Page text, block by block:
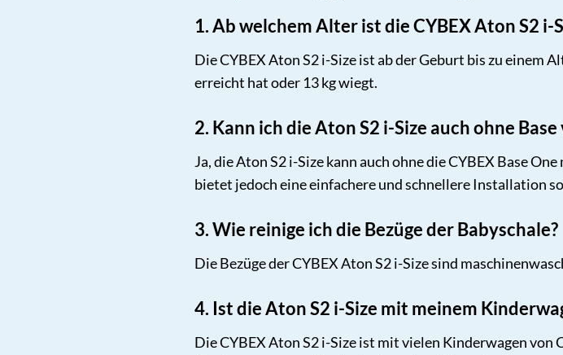
1. Ab welchem Alter ist die CYBEX Aton S2 i-
Die CYBEX Aton S2 i-Size ist ab der Geburt bis zu einem
erreicht hat oder 13 kg wiegt.
2. Kann ich die Aton S2 i-Size auch ohne
Ja, die Aton S2 i-Size kann auch ohne die CYBEX Base
bietet jedoch eine einfachere und schnellere Installation
3. Wie reinige ich die Bezüge der Babyschale?
Die Bezüge der CYBEX Aton S2 i-Size sind
4. Ist die Aton S2 i-Size mit meinem
Die CYBEX Aton S2 i-Size ist mit vielen Kinderwagen